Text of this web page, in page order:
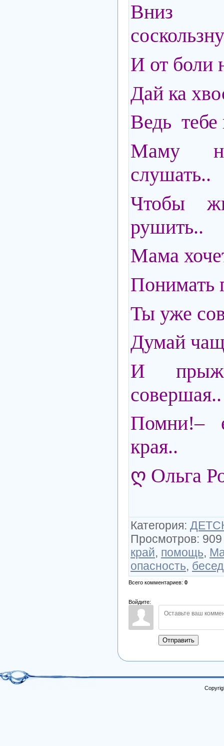
Вниз
И от боли
Дай ка
Ведь тебе
Маму
слушать..
Чтобы
рушить..
Мама
Понимать
Ты уже
Думай
И
совершая..
Помни!–
края..
ღ Ольга
Категория:
Просмотров: 909
край, помощь,
опасность,
Всего комментариев: 0
Войдите:
Отправить